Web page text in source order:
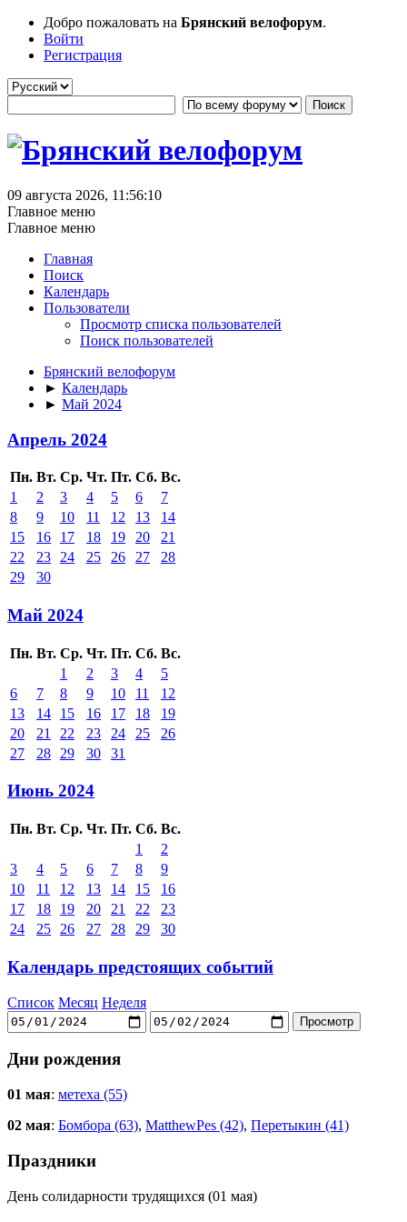
Добро пожаловать на Брянский велофорум.
Войти
Регистрация
09 августа 2026, 11:56:10
Главное меню
Главное меню
Главная
Поиск
Календарь
Пользователи
Просмотр списка пользователей
Поиск пользователей
Брянский велофорум
► Календарь
► Май 2024
Апрель 2024
Пн. Вт. Ср. Чт. Пт. Сб. Вс.
1
2 3 4 5 6
7
8
9 10 11 12 13
14
15
16 17 18 19 20
21
22
23 24 25 26 27
28
29
30
Май 2024
Пн. Вт. Ср. Чт. Пт. Сб. Вс.
1
2 3 4
5
6
7 8 9 10 11
12
13
14 15 16 17 18
19
20
21 22 23 24 25
26
27
28 29 30 31
Июнь 2024
Пн. Вт. Ср. Чт. Пт. Сб. Вс.
1
2
3
4 5 6 7 8
9
10
11 12 13 14 15
16
17
18 19 20 21 22
23
24
25 26 27 28 29 30
Календарь предстоящих событий
Список Месяц Неделя
Дни рождения
01 мая: метеха (55)
02 мая: Бомбора (63), MatthewPes (42), Перетыкин (41)
Праздники
День солидарности трудящихся (01 мая)